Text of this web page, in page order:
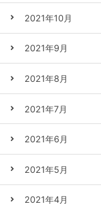
2021年10月
2021年9月
2021年8月
2021年7月
2021年6月
2021年5月
2021年4月